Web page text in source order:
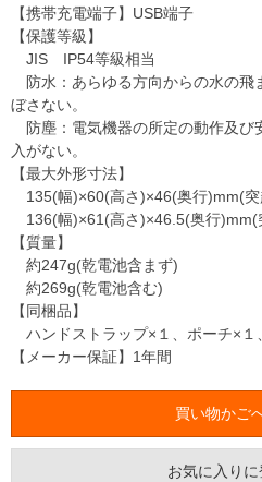
【携帯充電端子】USB端子
【保護等級】
JIS IP54等級相当
防水：あらゆる方向からの水の飛
ぼさない。
防塵：電気機器の所定の動作及び
入がない。
【最大外形寸法】
135(幅)×60(高さ)×46(奥行)mm(突
136(幅)×61(高さ)×46.5(奥行)mm(
【質量】
約247g(乾電池含まず)
約269g(乾電池含む)
【同梱品】
ハンドストラップ×１、ポーチ×１
【メーカー保証】1年間
お気に入りに